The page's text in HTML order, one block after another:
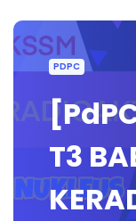
PDPC
T3